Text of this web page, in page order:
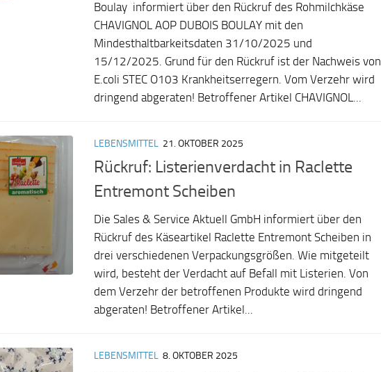
Boulay informiert über den Rückruf des Rohmilchkäse
CHAVIGNOL AOP DUBOIS BOULAY mit den
Mindesthaltbarkeitsdaten 31/10/2025 und
15/12/2025. Grund für den Rückruf ist der Nachweis von
E.coli STEC O103 Krankheitserregern. Vom Verzehr wird
dringend abgeraten! Betroffener Artikel CHAVIGNOL...
LEBENSMITTEL 21. OKTOBER 2025
Rückruf: Listerienverdacht in Raclette
Entremont Scheiben
Die Sales & Service Aktuell GmbH informiert über den
Rückruf des Käseartikel Raclette Entremont Scheiben in
drei verschiedenen Verpackungsgrößen. Wie mitgeteilt
wird, besteht der Verdacht auf Befall mit Listerien. Von
dem Verzehr der betroffenen Produkte wird dringend
abgeraten! Betroffener Artikel...
LEBENSMITTEL 8. OKTOBER 2025